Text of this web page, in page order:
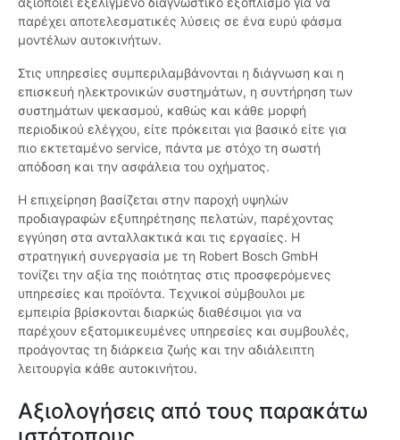
παρέχει αποτελεσματικές λύσεις σε ένα ευρύ φάσμα
μοντέλων αυτοκινήτων.
Στις υπηρεσίες συμπεριλαμβάνονται η διάγνωση και η
επισκευή ηλεκτρονικών συστημάτων, η συντήρηση των
συστημάτων ψεκασμού, καθώς και κάθε μορφή
περιοδικού ελέγχου, είτε πρόκειται για βασικό είτε για
πιο εκτεταμένο service, πάντα με στόχο τη σωστή
απόδοση και την ασφάλεια του οχήματος.
Η επιχείρηση βασίζεται στην παροχή υψηλών
προδιαγραφών εξυπηρέτησης πελατών, παρέχοντας
εγγύηση στα ανταλλακτικά και τις εργασίες. Η
στρατηγική συνεργασία με τη Robert Bosch GmbH
τονίζει την αξία της ποιότητας στις προσφερόμενες
υπηρεσίες και προϊόντα. Τεχνικοί σύμβουλοι με
εμπειρία βρίσκονται διαρκώς διαθέσιμοι για να
παρέχουν εξατομικευμένες υπηρεσίες και συμβουλές,
προάγοντας τη διάρκεια ζωής και την αδιάλειπτη
λειτουργία κάθε αυτοκινήτου.
Αξιολογήσεις από τους παρακάτω